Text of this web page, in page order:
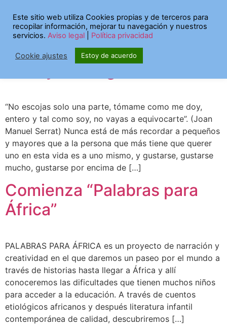
Etiqueta:libros
infantiles
Yo voy conmigo
“No escojas solo una parte, tómame como me doy,
entero y tal como soy, no vayas a equivocarte”. (Joan
Manuel Serrat) Nunca está de más recordar a pequeños
y mayores que a la persona que más tiene que querer
uno en esta vida es a uno mismo, y gustarse, gustarse
mucho, gustarse por encima de […]
Comienza “Palabras para
África”
PALABRAS PARA ÁFRICA es un proyecto de narración y
creatividad en el que daremos un paseo por el mundo a
través de historias hasta llegar a África y allí
conoceremos las dificultades que tienen muchos niños
para acceder a la educación. A través de cuentos
etiológicos africanos y después literatura infantil
contemporánea de calidad, descubriremos […]
Este sitio web utiliza Cookies propias y de terceros para
recopilar información, mejorar tu navegación y nuestros
servicios. Aviso legal Política privacidad
Cookie ajustes Estoy de acuerdo